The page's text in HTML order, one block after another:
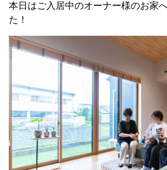
本日はご入居中のオーナー様のお家
た！